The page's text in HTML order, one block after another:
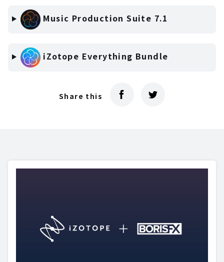
Music Production Suite 7.1
iZotope Everything Bundle
Share this